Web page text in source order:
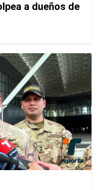
a dueños de